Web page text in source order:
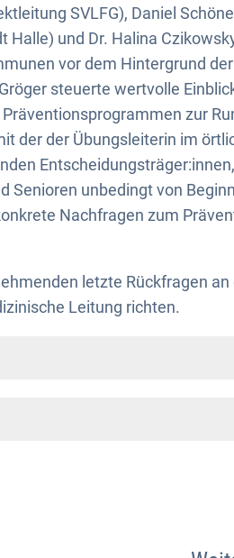
SVLFG), Daniel
Halle) und Dr. Halina
vor dem Hintergrund
steuerte wertvolle
zur
der der Übungsleiterin im
Senioren unbedingt von
Nachfragen zum
letzte Rückfragen an
Leitung richten.